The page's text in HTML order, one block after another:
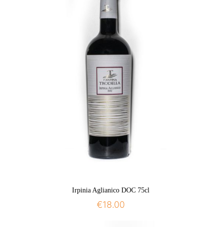
Irpinia Aglianico DOC 75cl
€18.00